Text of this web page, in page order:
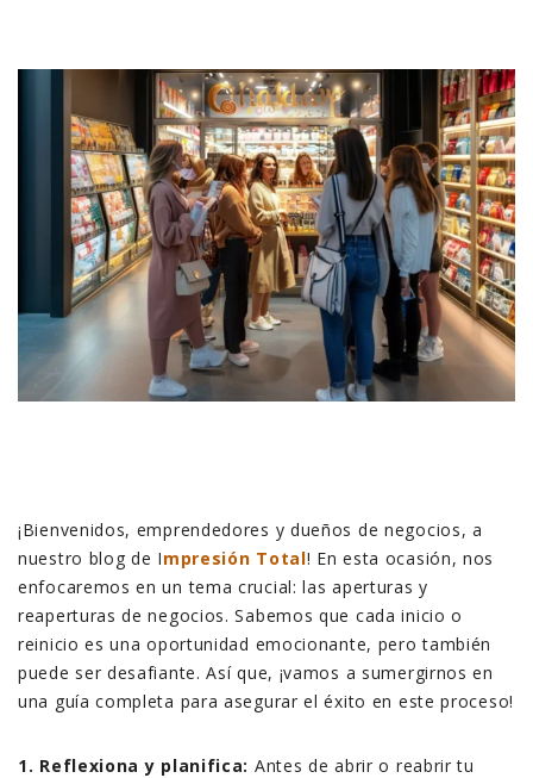
¡Bienvenidos, emprendedores y dueños de negocios, a
nuestro blog de Impresión Total! En esta ocasión, nos
enfocaremos en un tema crucial: las aperturas y
reaperturas de negocios. Sabemos que cada inicio o
reinicio es una oportunidad emocionante, pero también
puede ser desafiante. Así que, ¡vamos a sumergirnos en
una guía completa para asegurar el éxito en este proceso!
1. Reflexiona y planifica: Antes de abrir o reabrir tu